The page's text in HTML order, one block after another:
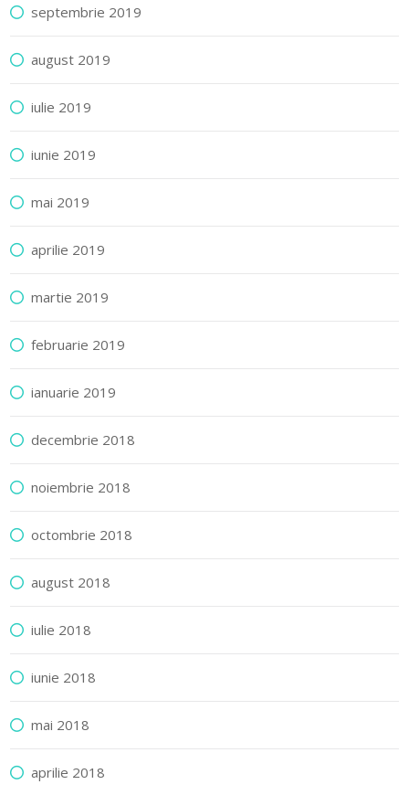
septembrie 2019
august 2019
iulie 2019
iunie 2019
mai 2019
aprilie 2019
martie 2019
februarie 2019
ianuarie 2019
decembrie 2018
noiembrie 2018
octombrie 2018
august 2018
iulie 2018
iunie 2018
mai 2018
aprilie 2018